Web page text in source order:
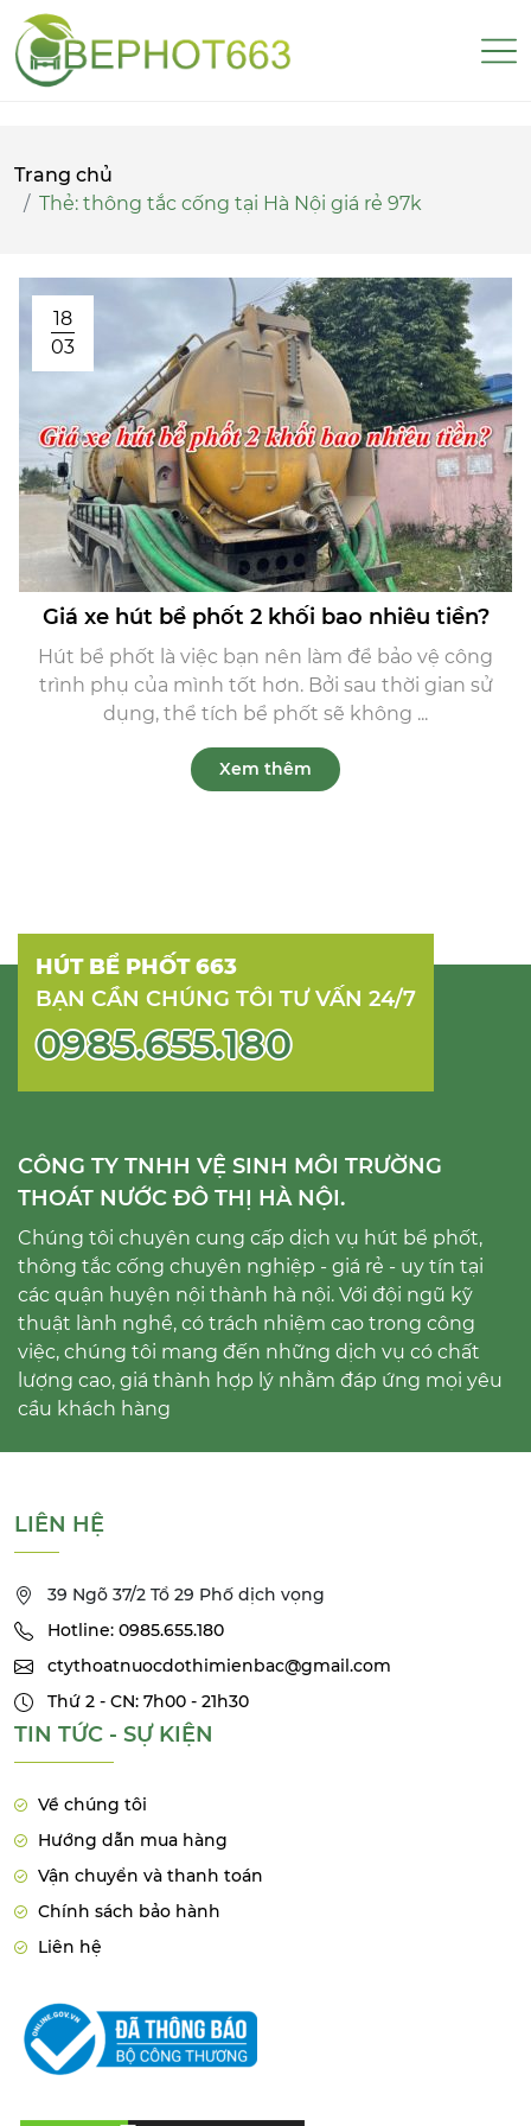
Trang chủ
Thẻ: thông tắc cống tại Hà Nội giá rẻ 97k
18
03
Giá xe hút bể phốt 2 khối bao nhiêu tiền?
Hút bể phốt là việc bạn nên làm để bảo vệ công
trình phụ của mình tốt hơn. Bởi sau thời gian sử
dụng, thể tích bể phốt sẽ không ...
Xem thêm
HÚT BỂ PHỐT 663
BẠN CẦN CHÚNG TÔI TƯ VẤN 24/7
0985.655.180
CÔNG TY TNHH VỆ SINH MÔI TRƯỜNG
THOÁT NƯỚC ĐÔ THỊ HÀ NỘI.
Chúng tôi chuyên cung cấp dịch vụ hút bể phốt,
thông tắc cống chuyên nghiệp - giá rẻ - uy tín tại
các quận huyện nội thành hà nội. Với đội ngũ kỹ
thuật lành nghề, có trách nhiệm cao trong công
việc, chúng tôi mang đến những dịch vụ có chất
lượng cao, giá thành hợp lý nhằm đáp ứng mọi yêu
cầu khách hàng
LIÊN HỆ
39 Ngõ 37/2 Tổ 29 Phố dịch vọng
Hotline: 0985.655.180
ctythoatnuocdothimienbac@gmail.com
Thứ 2 - CN: 7h00 - 21h30
TIN TỨC - SỰ KIỆN
Về chúng tôi
Hướng dẫn mua hàng
Vận chuyển và thanh toán
Chính sách bảo hành
Liên hệ